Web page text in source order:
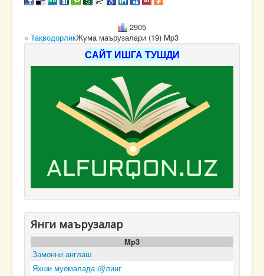
2905
« ТақводорликЖума маърузалари (19) Mp3
САЙТ ИШГА ТУШДИ
Янги маърузалар
Mp3
Замонни англаш
Яхши муомалада бўлинг